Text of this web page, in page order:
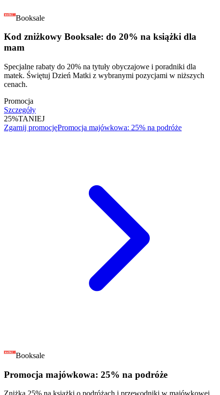
Booksale
Kod zniżkowy Booksale: do 20% na książki dla
mam
Specjalne rabaty do 20% na tytuły obyczajowe i poradniki dla
matek. Świętuj Dzień Matki z wybranymi pozycjami w niższych
cenach.
Promocja
Szczegóły
25%TANIEJ
Zgarnij promocjęPromocja majówkowa: 25% na podróże
Booksale
Promocja majówkowa: 25% na podróże